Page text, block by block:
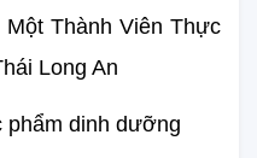
Một Thành Viên Thực
Long An
phẩm dinh dưỡng